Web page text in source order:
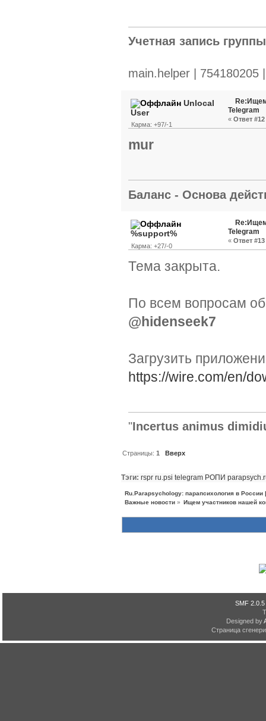
Учетная запись
main.helper |
Unlocal
User
Карма: +97/-1
Telegram
« Ответ
mur
Баланс - Основа
%support%
Карма: +27/-0
Telegram
« Ответ
Тема закрыта.
По всем вопросам
@hidenseek7
Загрузить
https://wire.com/en/
"Incertus animus
Страницы:1 Вверх
Тэги: rspr ru.psi telegram РОПИ
Ru.Parapsychology: парапсихология в
Важные новости » Ищем участников нашей
SMF 2.0.5
Designed by
Страница